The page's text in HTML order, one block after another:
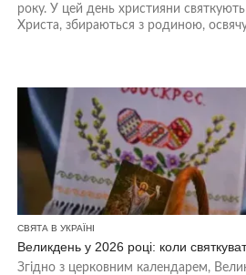
року. У цей день християни святкують
Христа, збираються з родиною,
СВЯТА В УКРАЇНІ
Великдень у 2026 році: коли
Згідно з церковним календарем,